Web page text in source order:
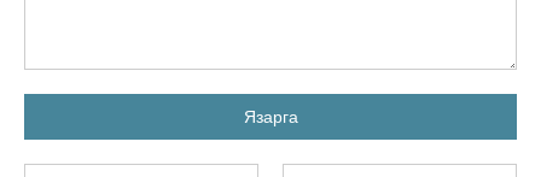
Язарга